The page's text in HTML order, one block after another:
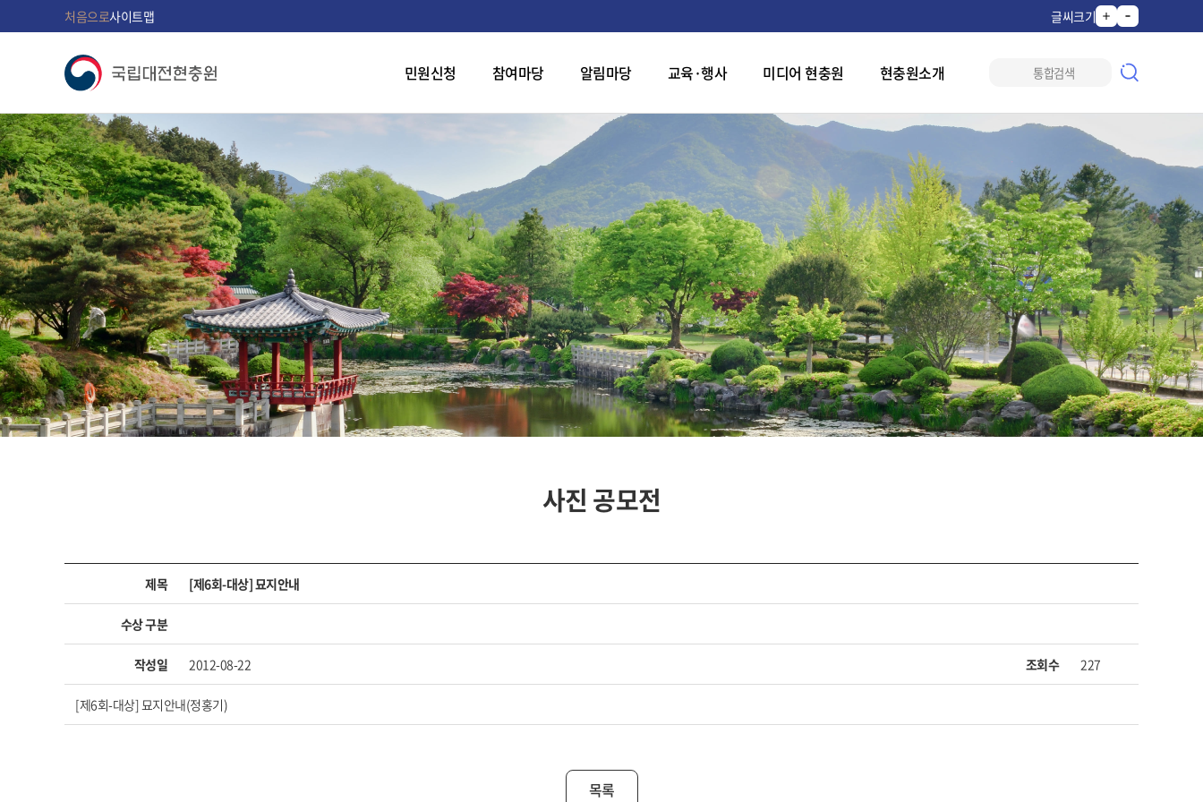
처음으로사이트맵 글씨크기
민원신청 참여마당 알림마당 교육·행사 미디어 현충원 현충원소개
사진 공모전
제목 [제6회-대상] 묘지안내
수상 구분
작성일 2012-08-22 조회수 227
[제6회-대상] 묘지안내(정홍기)
목록